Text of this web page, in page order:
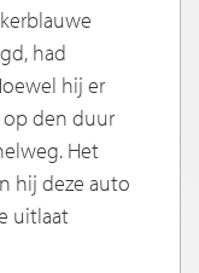
had
hij er
den duur
Het
hij deze auto
uitlaat